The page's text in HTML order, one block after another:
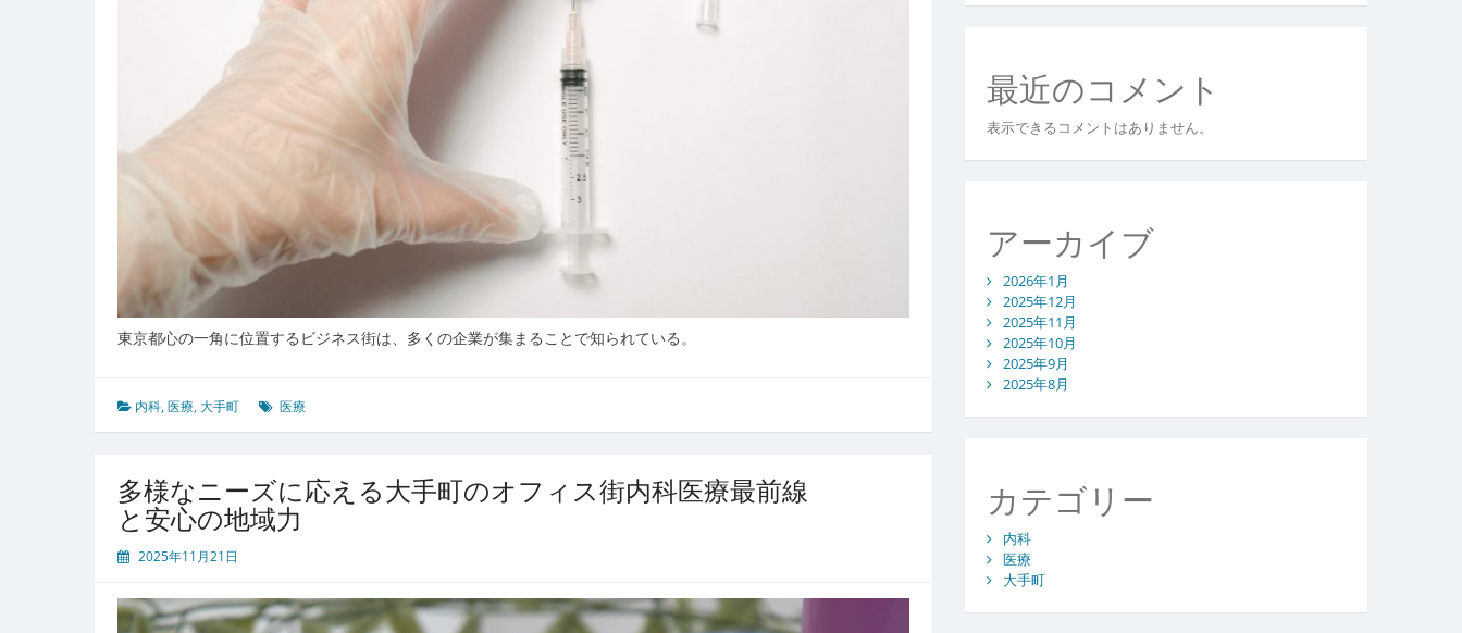
東京都心の一角に位置するビジネス街は、多くの企業が集まることで知られている。
内科,医療,大手町 医療
多様なニーズに応える大手町のオフィス街内科医療最前線
と安心の地域力
2025年11月21日
最近のコメント
表示できるコメントはありません。
アーカイブ
2026年1月
2025年12月
2025年11月
2025年10月
2025年9月
2025年8月
カテゴリー
内科
医療
大手町